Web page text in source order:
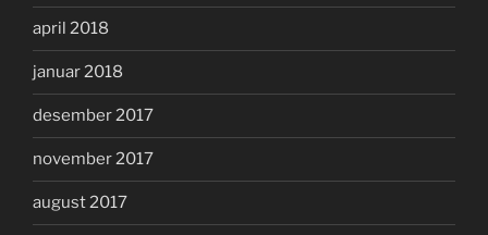
april 2018
januar 2018
desember 2017
november 2017
august 2017